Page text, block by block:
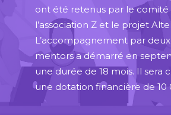
ont été retenus par le comité
l’association Z et le projet
L’accompagnement par
mentors a démarré en
une durée de 18 mois. Il sera
une dotation financière de 10